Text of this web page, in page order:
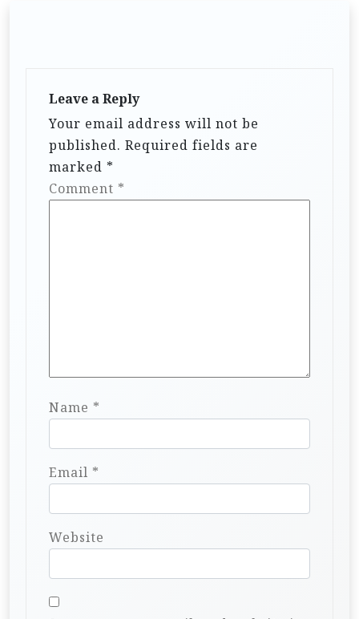
Leave a Reply
Your email address will not be
published. Required fields are
marked *
Comment *
Name *
Email *
Website